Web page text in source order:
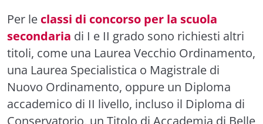
Per le classi di concorso per la scuola
secondaria di I e II grado sono richiesti altri
titoli, come una Laurea Vecchio Ordinamento,
una Laurea Specialistica o Magistrale di
Nuovo Ordinamento, oppure un Diploma
accademico di II livello, incluso il Diploma di
Conservatorio, un Titolo di Accademia di Belle